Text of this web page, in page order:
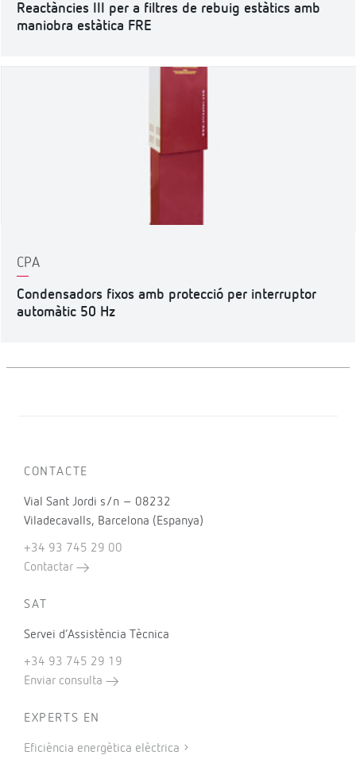
Reactàncies III per a filtres de rebuig estàtics amb
maniobra estàtica FRE
CPA
Condensadors fixos amb protecció per interruptor
automàtic 50 Hz
CONTACTE
Vial Sant Jordi s/n – 08232
Viladecavalls, Barcelona (Espanya)
+34 93 745 29 00
Contactar
SAT
Servei d’Assistència Tècnica
+34 93 745 29 19
Enviar consulta
EXPERTS EN
Eficiència energètica elèctrica